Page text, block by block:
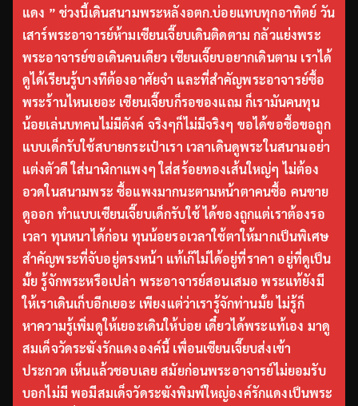
แดง ” ช่วงนี้เดินสนามพระหลังอตก.บ่อยแทบทุกอาทิตย์ วัน
เสาร์พระอาจารย์ห้ามเซียนเจี๊ยบเดินติดตาม กลัวแย่งพระ
พระอาจารย์ขอเดินคนเดียว เซียนเจี๊ยบอยากเดินตาม เราได้
ดูได้เรียนรู้บางทีต้องอาศัยจำ และที่สำคัญพระอาจารย์ซื้อ
พระร้านไหนเยอะ เซียนเจี๊ยบก็รอของแถม ก็เรามันคนทุน
น้อยเล่นบทคนไม่มีตังค์ จริงๆก็ไม่มีจริงๆ ขอได้ขอซื้อขอถูก
แบบเด็กรับใช้สบายกระเป๋าเรา เวลาเดินดูพระในสนามอย่า
แต่งตัวดี ใส่นาฬิกาแพงๆ ใส่สร้อยทองเส้นใหญ่ๆ ไม่ต้อง
อวดในสนามพระ ซื้อแพงมากนะตามหน้าตาคนซื้อ คนขาย
ดูออก ทำแบบเซียนเจี๊ยบเด็กรับใช้ ได้ของถูกแต่เราต้องรอ
เวลา ทุนหนาได้ก่อน ทุนน้อยรอเวลาใช้ตาให้มากเป็นพิเศษ
สำคัญพระที่จับอยู่ตรงหน้า แท้เก๊ไม่ได้อยู่ที่ราคา อยู่ที่ดูเป็น
มั้ย รู้จักพระหรือเปล่า พระอาจารย์สอนเสมอ พระแท้ยังมี
ให้เราเดินเก็บอีกเยอะ เพียงแต่ว่าเรารู้จักท่านมั้ย ไม่รู้ก็
หาความรู้เพิ่มดูให้เยอะเดินให้บ่อย เดี๋ยวได้พระแท้เอง มาดู
สมเด็จวัดระฆังรักแดงองค์นี้ เพื่อนเซียนเจี๊ยบส่งเข้า
ประกวด เห็นแล้วชอบเลย สมัยก่อนพระอาจารย์ไม่ยอมรับ
บอกไม่มี พอมีสมเด็จวัดระฆังพิมพ์ใหญ่องค์รักแดงเป็นพระ